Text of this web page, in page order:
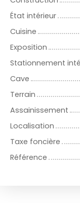
État intérieur
Cuisine
Exposition
Stationnement
Cave
Terrain
Assainissement
Localisation
Taxe foncière
Référence